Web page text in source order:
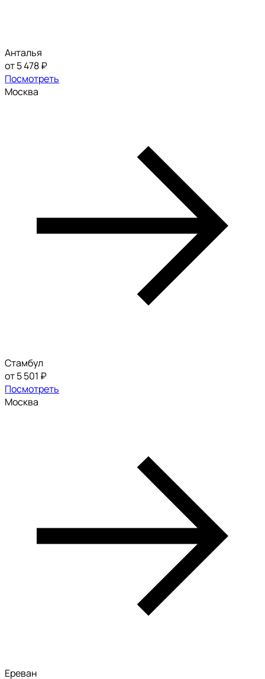
Анталья
от 5 478 ₽
Посмотреть
Москва
Стамбул
от 5 501 ₽
Посмотреть
Москва
Ереван